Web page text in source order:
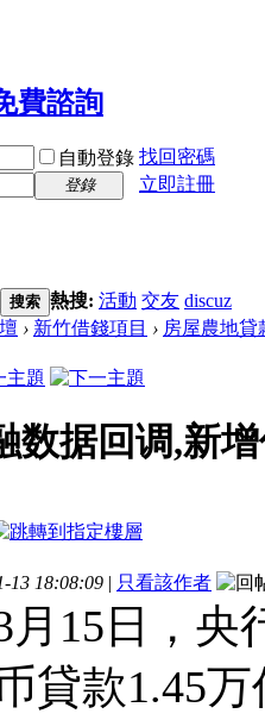
自動登錄 找回密碼
登錄
立即註冊
搜索 熱搜: 活動 交友 discuz
› 新竹借錢項目 › 房屋農地貸
数据回调,新
13 18:08:09 | 只看該作者
月15日，
貸款1.45